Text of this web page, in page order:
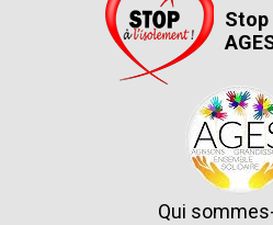
Stop
Qui